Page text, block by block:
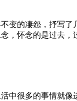
变的凄怨，抒写
，怀念的是过去
中很多的事情就